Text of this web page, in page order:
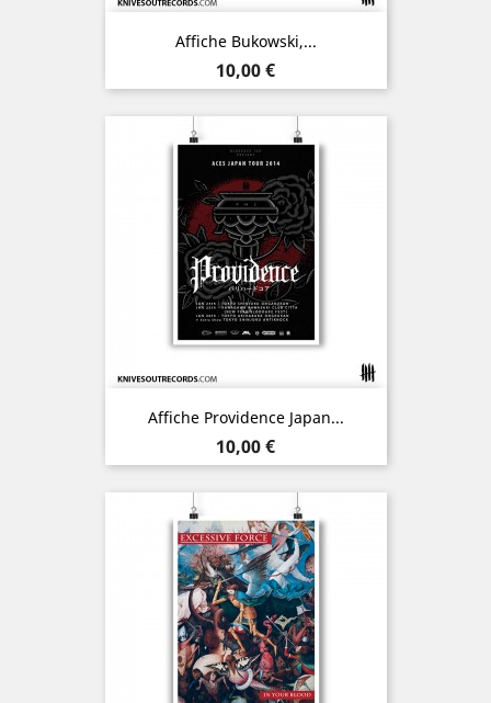
Affiche Bukowski,...
Prix
10,00 €
Affiche Providence Japan...
Prix
10,00 €